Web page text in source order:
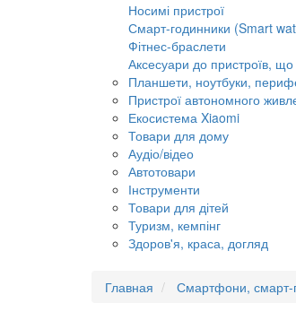
Носимі пристрої
Смарт-годинники (Smart
Фітнес-браслети
Аксесуари до пристроїв, що
Планшети, ноутбуки,
Пристрої автономного
Екосистема Xiaomi
Товари для дому
Аудіо/відео
Автотовари
Інструменти
Товари для дітей
Туризм, кемпінг
Здоров'я, краса, догляд
Главная Смартфони, смарт-